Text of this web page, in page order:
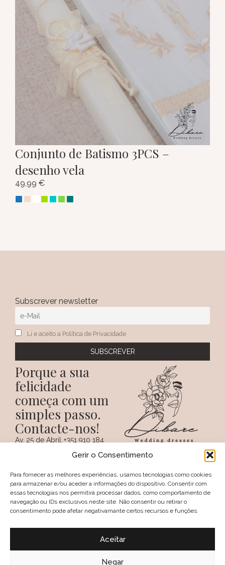
Gerir o Consentimento
Para fornecer as melhores experiências, usamos tecnologias como cookies
para armazenar e/ou aceder a informações do dispositivo. Consentir com
essas tecnologias nos permitirá processar dados, como comportamento de
navegação ou IDs exclusivos neste site. Não consentir ou retirar o
consentimento pode afetar negativamante certos recursos e funções.
Aceitar
Negar
Conjunto de Batismo 3PCS –
desenho vela
49,99 €
Subscrever newsletter
Li e aceito a Política de Privacidade
Porque a sua
felicidade
começa com um
simples passo.
Contacte-nos!
Av. 25 de Abril,
PORTUGAL
+351 910 184
(Chamada para a
nacional)
+351 274 094
097
(Chamada para a
rede fixa nacional)
geral@dibare.com
SOCIAIS
Avisos legais
Política de Privacidade
Livro de reclamações
Política de Cookies (UE)